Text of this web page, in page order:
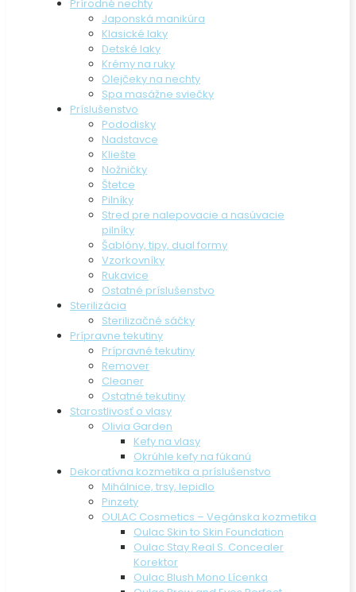
Prírodné nechty
Japonská manikúra
Klasické laky
Detské laky
Krémy na ruky
Olejčeky na nechty
Spa masážne sviečky
Príslušenstvo
Pododisky
Nadstavce
Kliešte
Nožničky
Štetce
Pilníky
Stred pre nalepovacie a nasúvacie
pilníky
Šablóny, tipy, dual formy
Vzorkovníky
Rukavice
Ostatné príslušenstvo
Sterilizácia
Sterilizačné sáčky
Prípravne tekutiny
Prípravné tekutiny
Remover
Cleaner
Ostatné tekutiny
Starostlivosť o vlasy
Olivia Garden
Kefy na vlasy
Okrúhle kefy na fúkanú
Dekoratívna kozmetika a príslušenstvo
Mihálnice, trsy, lepidlo
Pinzety
OULAC Cosmetics – Vegánska kozmetika
Oulac Skin to Skin Foundation
Oulac Stay Real S. Concealer
Korektor
Oulac Blush Mono Lícenka